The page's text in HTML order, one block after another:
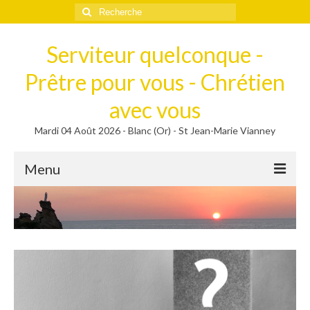
Rechercher
:
Serviteur quelconque -
Prêtre pour vous - Chrétien
avec vous
Mardi 04 Août 2026 - Blanc (Or) - St Jean-Marie Vianney
Menu
Méditer
Homélies, Poèmes
Poèmes